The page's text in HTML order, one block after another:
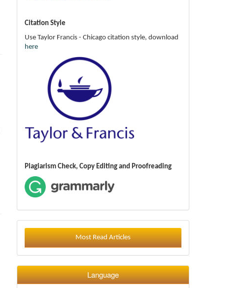
Citation Style
Use Taylor Francis - Chicago citation style, download
here
Plagiarism Check, Copy Editing and Proofreading
Most Read Articles
Language